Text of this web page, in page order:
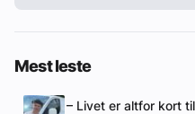
Mest leste
– Livet er altfor kort